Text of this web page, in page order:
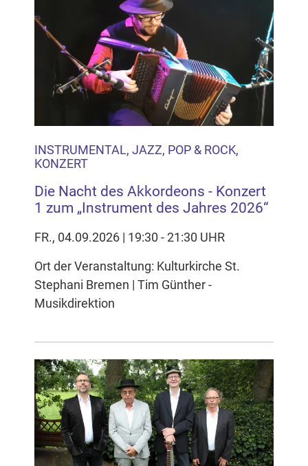
INSTRUMENTAL, JAZZ, POP & ROCK,
KONZERT
Die Nacht des Akkordeons - Konzert
1 zum „Instrument des Jahres 2026“
FR., 04.09.2026 | 19:30 - 21:30 UHR
Ort der Veranstaltung: Kulturkirche St.
Stephani Bremen | Tim Günther -
Musikdirektion